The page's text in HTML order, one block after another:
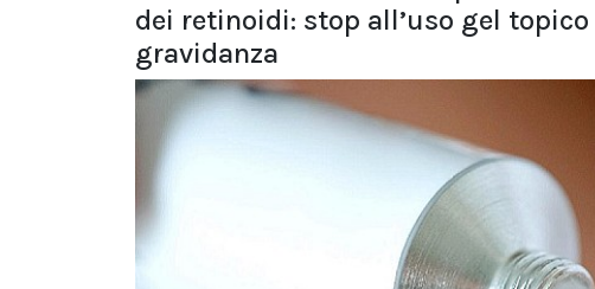
dei retinoidi: stop all’uso gel
gravidanza